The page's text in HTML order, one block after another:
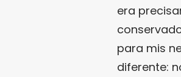
era
para mis
diferente: